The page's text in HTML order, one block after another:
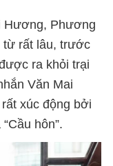
Hương, Phương
từ rất lâu, trước
ra khỏi trại
Văn Mai
xúc động bởi
hôn”.